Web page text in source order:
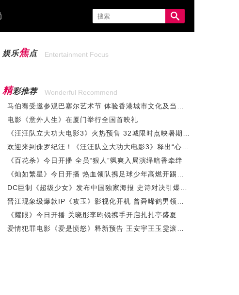
娱乐焦点 Entertainment Focus
精彩推荐
Wonderful Recommend
电影《意外人生》在厦门举行全国首映礼
《百花杀》今日开播 全员“狠人”飒爽入局演绎暗香牵绊